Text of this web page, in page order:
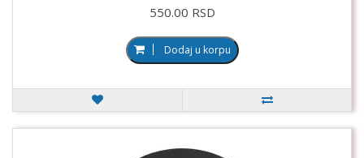
550.00 RSD
Dodaj u korpu